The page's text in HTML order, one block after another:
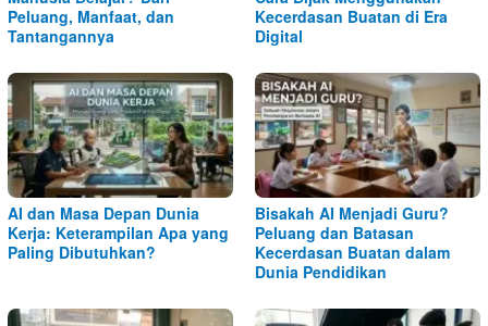
Peluang, Manfaat, dan
Tantangannya
Kecerdasan Buatan di Era
Digital
AI dan Masa Depan Dunia
Kerja: Keterampilan Apa yang
Paling Dibutuhkan?
Bisakah AI Menjadi Guru?
Peluang dan Batasan
Kecerdasan Buatan dalam
Dunia Pendidikan